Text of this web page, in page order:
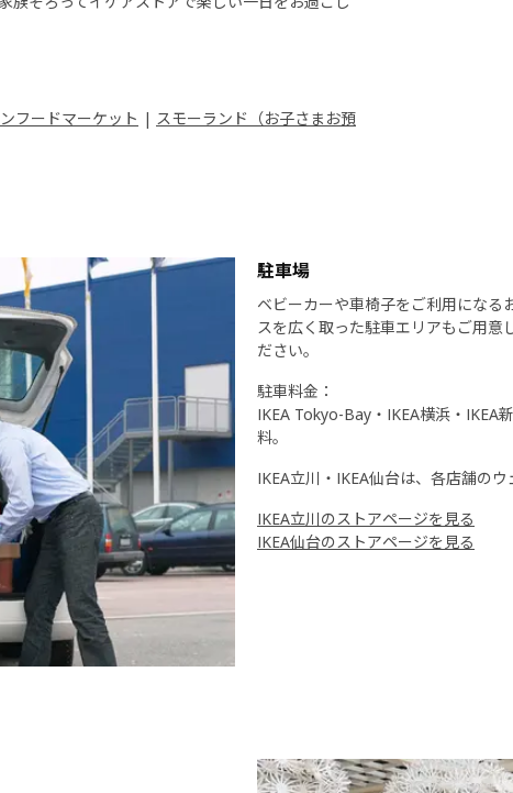
フードマーケット | スモーランド（お子さまお預
駐車場
ベビーカーや車椅子をご利用になる
スを広く取った駐車エリアもご用意
ださい。
駐車料金：
IKEA Tokyo-Bay・IKEA横浜・IKEA
料。
IKEA立川・IKEA仙台は、各店舗のウ
IKEA立川のストアページを見る
IKEA仙台のストアページを見る